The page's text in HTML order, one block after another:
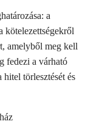
a
kötelezettségekről
amelyből meg kell
fedezi a várható
törlesztését és